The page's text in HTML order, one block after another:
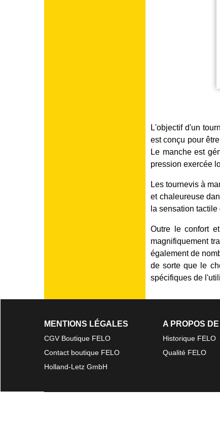
L'objectif d'un
est conçu pour
Le manche est
pression exercée
Les tournevis à
et chaleureuse
la sensation
Outre le confort
magnifiquement
également de
de sorte que le
spécifiques de
MENTIONS LÉGALES
CGV Boutique FELO
Contact boutique FELO
Holland-Letz GmbH
A PROPOS
Historique FELO
Qualité FELO